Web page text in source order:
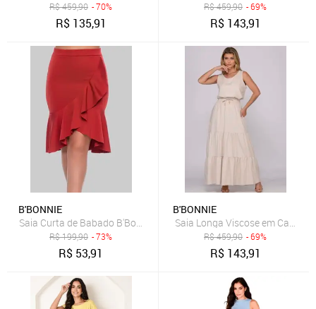
R$459,90 - 70%
R$ 135,91
R$459,90 - 69%
R$ 143,91
B'BONNIE
Saia Curta de Babado B'Bonnie Leonora Terra
R$199,90 - 73%
R$ 53,91
B'BONNIE
Saia Longa Viscose em
R$459,90 - 69%
R$ 143,91